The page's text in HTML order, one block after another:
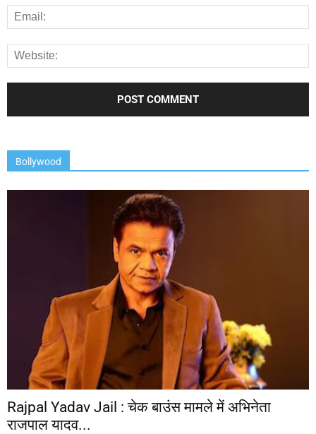
Bollywood
Rajpal Yadav Jail : चेक बाउंस मामले में अभिनेता
राजपाल यादव...